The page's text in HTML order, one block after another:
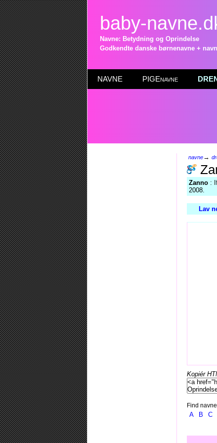
baby-
Navne: Betydning og Oprindelse
Godkendte danske børnenavne +
NAVNE PIGEnavne
navne→
Zanno :
2008.
Lav
Kopiér
Find
A B C